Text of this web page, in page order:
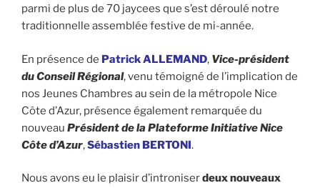
parmi de plus de 70 jaycees que s’est déroulé notre
traditionnelle assemblée festive de mi-année.
En présence de Patrick ALLEMAND, Vice-président
du Conseil Régional, venu témoigné de l’implication de
nos Jeunes Chambres au sein de la métropole Nice
Côte d’Azur, présence également remarquée du
nouveau Président de la Plateforme Initiative Nice
Côte d’Azur,Sébastien BERTONI.
Nous avons eu le plaisir d’introniserdeux nouveaux